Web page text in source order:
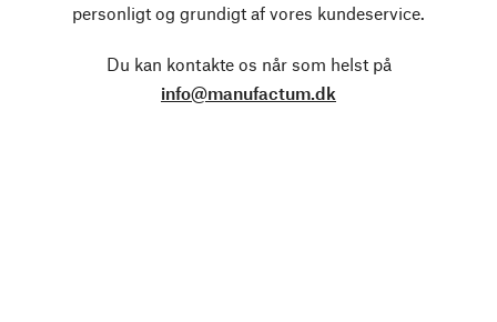
personligt og grundigt af vores kundeservice.
Du kan kontakte os når som helst på
info@manufactum.dk